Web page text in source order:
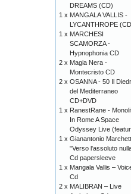
DREAMS (CD)
1 x MANGALA VALLIS -
LYCANTHROPE
1 x MARCHESI
SCAMORZA -
Hypnophonia CD
2 x Magia Nera -
Montecristo CD
2 x OSANNA - 50 Il
del Mediterraneo
CD+DVD
1 x RanestRane -
In Rome A Space
Odyssey Live
1 x Gianantonio
"Verso l'assoluto
Cd papersleeve
1 x Mangala Vallis –
Cd
2 x MALIBRAN – Live